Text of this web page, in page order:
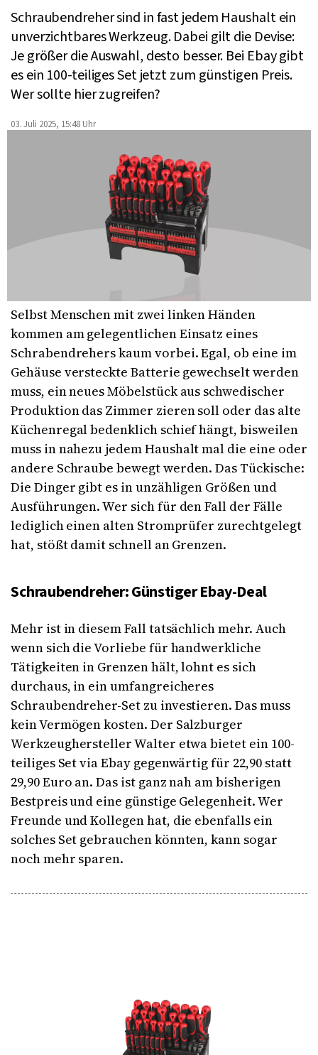
Schraubendreher sind in fast jedem Haushalt ein
unverzichtbares Werkzeug. Dabei gilt die Devise:
Je größer die Auswahl, desto besser. Bei Ebay gibt
es ein 100-teiliges Set jetzt zum günstigen Preis.
Wer sollte hier zugreifen?
03. Juli 2025, 15:48 Uhr
Selbst Menschen mit zwei linken Händen
kommen am gelegentlichen Einsatz eines
Schrabendrehers kaum vorbei. Egal, ob eine im
Gehäuse versteckte Batterie gewechselt werden
muss, ein neues Möbelstück aus schwedischer
Produktion das Zimmer zieren soll oder das alte
Küchenregal bedenklich schief hängt, bisweilen
muss in nahezu jedem Haushalt mal die eine oder
andere Schraube bewegt werden. Das Tückische:
Die Dinger gibt es in unzähligen Größen und
Ausführungen. Wer sich für den Fall der Fälle
lediglich einen alten Stromprüfer zurechtgelegt
hat, stößt damit schnell an Grenzen.
Schraubendreher: Günstiger Ebay-Deal
Mehr ist in diesem Fall tatsächlich mehr. Auch
wenn sich die Vorliebe für handwerkliche
Tätigkeiten in Grenzen hält, lohnt es sich
durchaus, in ein umfangreicheres
Schraubendreher-Set zu investieren. Das muss
kein Vermögen kosten. Der Salzburger
Werkzeughersteller Walter etwa bietet ein 100-
teiliges Set via Ebay gegenwärtig für 22,90 statt
29,90 Euro an. Das ist ganz nah am bisherigen
Bestpreis und eine günstige Gelegenheit. Wer
Freunde und Kollegen hat, die ebenfalls ein
solches Set gebrauchen könnten, kann sogar
noch mehr sparen.